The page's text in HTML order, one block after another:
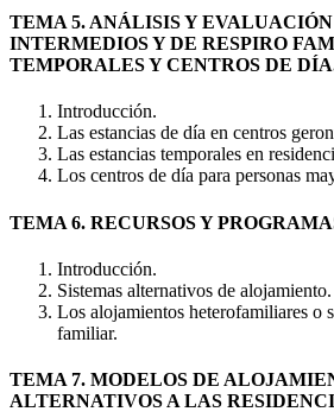
TEMA 5. ANÁLISIS Y
INTERMEDIOS Y DE RESPIRO
TEMPORALES Y CENTROS DE
Introducción.
Las estancias de día en centros
Las estancias temporales en
Los centros de día para personas
TEMA 6. RECURSOS Y
Introducción.
Sistemas alternativos de alojamiento.
Los alojamientos heterofamiliares o
familiar.
TEMA 7. MODELOS DE
ALTERNATIVOS A LAS